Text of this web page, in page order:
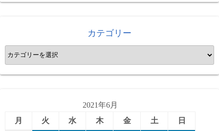
カテゴリー
カ
テ
ゴ
2021年6月
月
火 水 木 金 土 日